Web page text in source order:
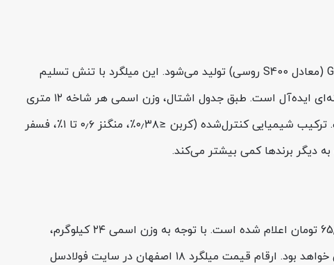
میلگرد آجدار ذوب آهن اصفهان A3 سایز 18 با قطر اسمی ۱۸ میلی‌متر و آج جناغی، مطابق استاندارد ISIRI 3132 و GOST 5781 (معادل S400 روسی) تولید می‌شود. این میلگرد با تنش تسلیم
حداقل ۴۰۰ مگاپاسکال و تنش کششی حدود ۶۰۰ مگاپاسکال، برای ستون‌ها و دیوارهای برشی در سازه‌های صنعتی و عمرانی گزینه‌ای ایده‌آل است. طبق جدول اشتال، وزن اسمی هر شاخه ۱۲ متری
حدود ۲۴ کیلوگرم است (۲ کیلوگرم بر هر متر طول) و علامت برجسته «ESCO IRAN» و کد ذوب بر بدنه محصول حک شده است. ترکیب شیمیایی کنترل‌شده (کربن ≤۰٫۳۸٪، منگنز ۰٫۶ تا ۱٪، فسفر
در جدیدترین به‌روزرسانی فولادسل (1405/05/14)، قیمت میلگرد ۱۸ اصفهان امروز برای هر کیلوگرم بدون احتساب مالیات، 65,460 تومان اعلام شده است. با توجه به وزن اسمی ۲۴ کیلوگرم،
قیمت هر شاخه میلگرد ۱۸ اصفهان نزدیک به 1,571,040 تومان (بدون مالیات) و با احتساب ۱۰درصد VAT، حدود 1,728,144 تومان خواهد بود. ارقام قیمت میلگرد ۱۸ اصفهان در سایت فولادسل